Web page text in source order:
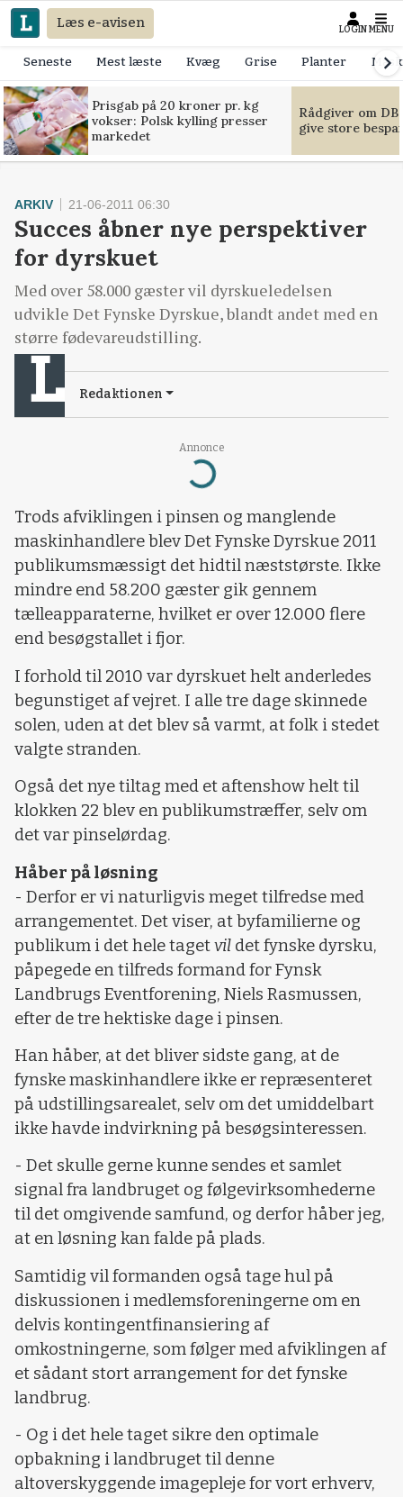
Læs e-avisen LOGIN MENU
Seneste Mest læste Kvæg Grise Planter
Prisgab på 20 kroner pr. kg
vokser: Polsk kylling presser
markedet
Rådgiver om
give store
Annonce
Loading...
ARKIV 21-06-2011 06:30
Succes åbner nye perspektiver
for dyrskuet
Med over 58.000 gæster vil dyrskueledelsen
udvikle Det Fynske Dyrskue, blandt andet med en
større fødevareudstilling.
Redaktionen
Trods afviklingen i pinsen og manglende
maskinhandlere blev Det Fynske Dyrskue 2011
publikumsmæssigt det hidtil næststørste. Ikke
mindre end 58.200 gæster gik gennem
tælleapparaterne, hvilket er over 12.000 flere
end besøgstallet i fjor.
I forhold til 2010 var dyrskuet helt anderledes
begunstiget af vejret. I alle tre dage skinnede
solen, uden at det blev så varmt, at folk i stedet
valgte stranden.
Også det nye tiltag med et aftenshow helt til
klokken 22 blev en publikumstræffer, selv om
det var pinselørdag.
Håber på løsning
- Derfor er vi naturligvis meget tilfredse med
arrangementet. Det viser, at byfamilierne og
publikum i det hele tagetvil det fynske dyrsku,
påpegede en tilfreds formand for Fynsk
Landbrugs Eventforening, Niels Rasmussen,
efter de tre hektiske dage i pinsen.
Han håber, at det bliver sidste gang, at de
fynske maskinhandlere ikke er repræsenteret
på udstillingsarealet, selv om det umiddelbart
ikke havde indvirkning på besøgsinteressen.
- Det skulle gerne kunne sendes et samlet
signal fra landbruget og følgevirksomhederne
til det omgivende samfund, og derfor håber jeg,
at en løsning kan falde på plads.
Samtidig vil formanden også tage hul på
diskussionen i medlemsforeningerne om en
delvis kontingentfinansiering af
omkostningerne, som følger med afviklingen af
et sådant stort arrangement for det fynske
landbrug.
- Og i det hele taget sikre den optimale
opbakning i landbruget til denne
altoverskyggende imagepleje for vort erhverv,